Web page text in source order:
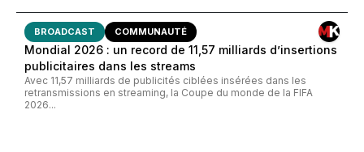
BROADCAST COMMUNAUTÉ
Mondial 2026 : un record de 11,57 milliards d’insertions
publicitaires dans les streams
Avec 11,57 milliards de publicités ciblées insérées dans les
retransmissions en streaming, la Coupe du monde de la FIFA
2026...